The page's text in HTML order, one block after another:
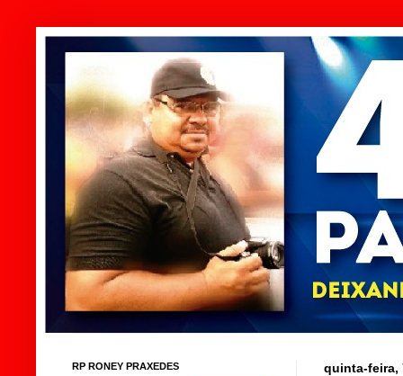
quinta-feira,
RP RONEY PRAXEDES